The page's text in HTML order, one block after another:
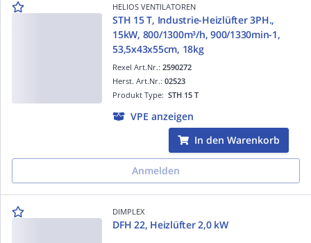
HELIOS VENTILATOREN
STH 15 T, Industrie-Heizlüfter 3PH.,
15kW, 800/1300m³/h, 900/1330min-1,
53,5x43x55cm, 18kg
Rexel Art.Nr.: 2590272
Produkt Type: STH 15 T
Herst. Art.Nr.: 02523
VPE anzeigen
In den Warenkorb
Anmelden
DIMPLEX
DFH 22, Heizlüfter 2,0 kW